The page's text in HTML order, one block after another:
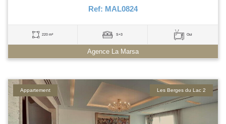
Ref: MAL0824
220 m² S+3 Oui
Agence La Marsa
Les Berges du Lac 2
Appartement